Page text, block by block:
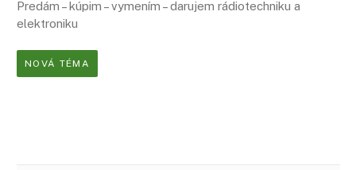
Predám – kúpim – vymením – darujem rádiotechniku a
elektroniku
NOVÁ TÉMA